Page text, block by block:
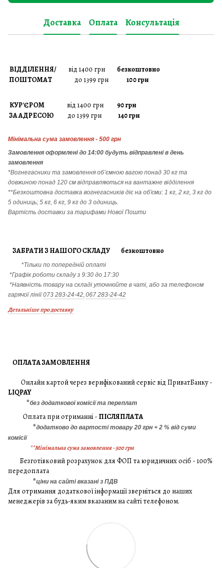
Доставка Оплата Консультація
ВІДДІЛЕННЯ/ від 1400 грн безкоштовно
ПОШТОМАТ до 1399 грн 100 грн
КУР'ЄРОМ від 1400 грн 90 грн
ЗА АДРЕСОЮ до 1399 грн 140 грн
Мінімальна сума замовлення - 500 грн
Замовлення оформлені до 14:00 будуть відправлені в день
замовлення
*Вогнегасники та замовлення об’ємною вагою понад 30 кг та
довжиною понад 120 см відправляються на вантажне відділення
**Безкоштовна доставка вогнегасників діє на об'єми: 1 кг, 2 кг, 3 кг до
5 одиниць; 5 кг, 6 кг, 9 кг до 3 одиниць.
Вартість доставки за тарифами Нової Пошти
ЗАБРАТИ З НАШОГО СКЛАДУ безкоштовно
*Тільки по попередній оплаті
*Графік роботи складу з 9:30 до 17:30
*Наявність товару на складі уточнюйте в чаті, або за телефоном
гарячої лінії073 283-24-42, 067 283-24-42
Детальніше про доставку
ОПЛАТА ЗАМОВЛЕННЯ
Онлайн картой через верифікований сервіс від ПриватБанку -
LIQPAY
*без додаткової комісії та переплат
Оплата при отриманні - ПІСЛЯПЛАТА
*додатково до вартості товару 20 грн + 2 % від суми
комісії
**Мінімальна сума замовлення - 500 грн
Безготівковий розрахунок для ФОП та юридичних осіб - 100%
передоплата
*ціни на сайті вказані з ПДВ
Для отримання додаткової інформації зверніться до наших
менеджерів за будь-яким вказаним на сайті телефоном.